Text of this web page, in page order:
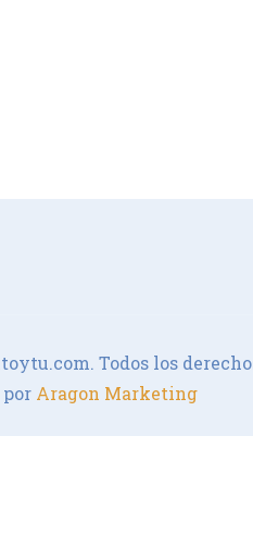
Todos los
por Aragon Marketing